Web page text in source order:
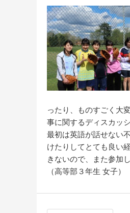
ったり、ものすごく大
事に関するディスカッ
最初は英語が話せない
けたりしてとても良い
きないので、また参加
（高等部３年生 女子）